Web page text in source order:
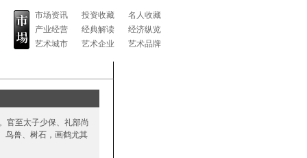
市场资讯
产业经营
艺术城市
投资收藏
经典解读
艺术企业
名人收藏
经济纵览
艺术品牌
官至太子少保、礼部尚
鸟兽、树石，画鹤尤其